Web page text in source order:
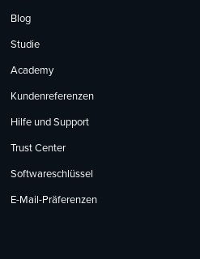
Blog
Studie
Academy
Kundenreferenzen
Hilfe und Support
Trust Center
Softwareschlüssel
E-Mail-Präferenzen